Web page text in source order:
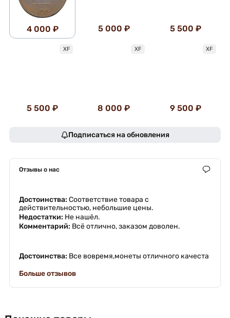
4 000 ₽ 5 000 ₽ 5 500 ₽
XF
5 500 ₽
XF
8 000 ₽
XF
9 500 ₽
Подписаться на обновления
Отзывы о нас
Достоинства: Соответствие товара с
действительностью, небольшие цены.
Недостатки: Не нашёл.
Комментарий: Всё отлично, заказом доволен.
Достоинства: Все вовремя,монеты отличного качеста
Больше отзывов